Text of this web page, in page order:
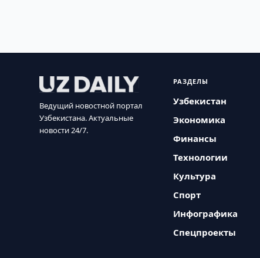
Ведущий новостной портал
Узбекистана. Актуальные
новости 24/7.
РАЗДЕЛЫ
Узбекистан
Экономика
Финансы
Технологии
Культура
Спорт
Инфографика
Спецпроекты